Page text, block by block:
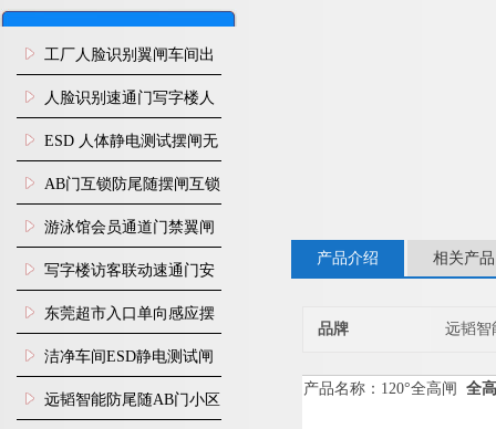
工厂人脸识别翼闸车间出
入口人行通道门禁
人脸识别速通门写字楼人
行通道闸门禁设备
ESD 人体静电测试摆闸无
尘车间防静电闸机
AB门互锁防尾随摆闸互锁
闸机
游泳馆会员通道门禁翼闸
写字楼访客联动速通门安
装
东莞超市入口单向感应摆
闸安装
洁净车间ESD静电测试闸
机
远韬智能防尾随AB门小区
产品介绍 相关产品
品牌 远韬智
产品名称 ： 120°全高闸全